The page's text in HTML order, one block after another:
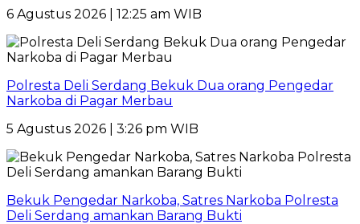
6 Agustus 2026 | 12:25 am WIB
Polresta Deli Serdang Bekuk Dua orang Pengedar
Narkoba di Pagar Merbau
5 Agustus 2026 | 3:26 pm WIB
Bekuk Pengedar Narkoba, Satres Narkoba Polresta
Deli Serdang amankan Barang Bukti